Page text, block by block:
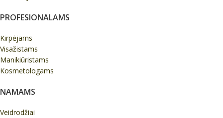
PROFESIONALAMS
Kirpėjams
Visažistams
Manikiūristams
Kosmetologams
NAMAMS
Veidrodžiai